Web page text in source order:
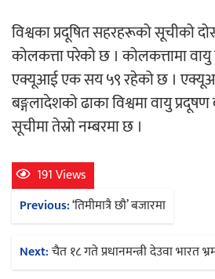
अर्जुन चन्द्रको
मुक्तकसङ्ग्रह लोकार्पण
‘दुर्गा’ निर्माण गर्दै सम्राट
विश्वका प्रदूषित सहरहरूको सूचीको
कोलकत्ता परेको छ । कोलकत्तामा
एक्यूआई एक सय ५९ रहेको छ ।
बङ्गलादेशको ढाका विश्वमा वायु
सूचीमा तेस्रो नम्बरमा छ ।
191 Views
Post
navigation
Previous:‘तिमीमात्रै छौ’ बजारमा
Next:चैत १८ गते प्रधानमन्त्री देउवा भारत